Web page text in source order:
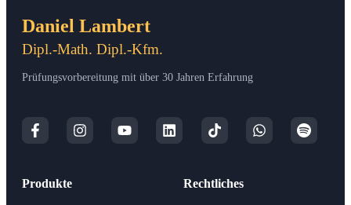
Daniel Lambert
Dipl.-Math. Dipl.-Kfm.
Prüfungsvorbereitung mit über 30 Jahren Erfahrung
Produkte Rechtliches